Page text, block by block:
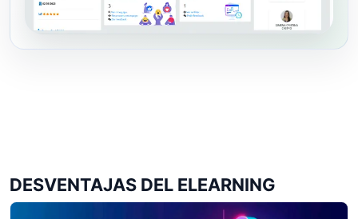
DESVENTAJAS DEL ELEARNING